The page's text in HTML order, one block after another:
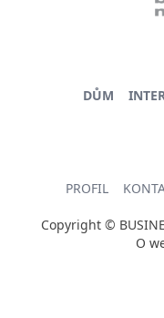
DŮM
PROFIL
Copyright ©